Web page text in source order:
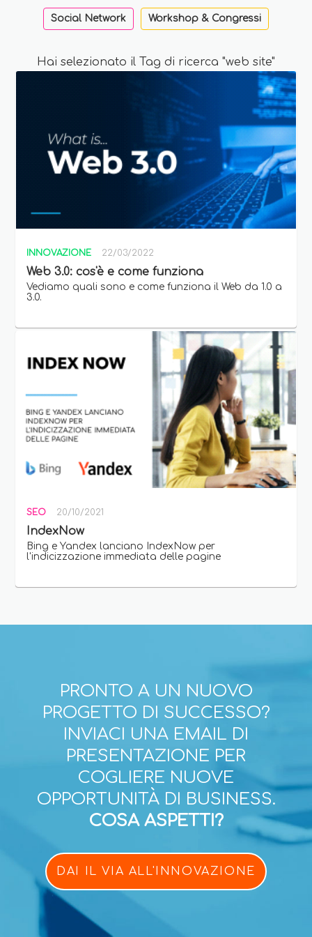
Social Network Workshop & Congressi
Hai selezionato il Tag di ricerca "web site"
INNOVAZIONE 22/03/2022
Web 3.0: cos'è e come funziona
Vediamo quali sono e come funziona il Web da 1.0 a
3.0.
SEO 20/10/2021
IndexNow
Bing e Yandex lanciano IndexNow per
l'indicizzazione immediata delle pagine
PRONTO A UN NUOVO
PROGETTO DI SUCCESSO?
INVIACI UNA EMAIL DI
PRESENTAZIONE PER
COGLIERE NUOVE
OPPORTUNITÀ DI BUSINESS.
COSA ASPETTI?
DAI IL VIA ALL'INNOVAZIONE